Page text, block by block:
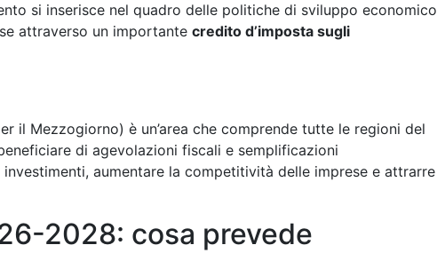
si inserisce nel quadro delle politiche di sviluppo economico
attraverso un importante credito d’imposta sugli
il Mezzogiorno) è un’area che comprende tutte le regioni del
di agevolazioni fiscali e semplificazioni
aumentare la competitività delle imprese e attrarre
2028: cosa prevede